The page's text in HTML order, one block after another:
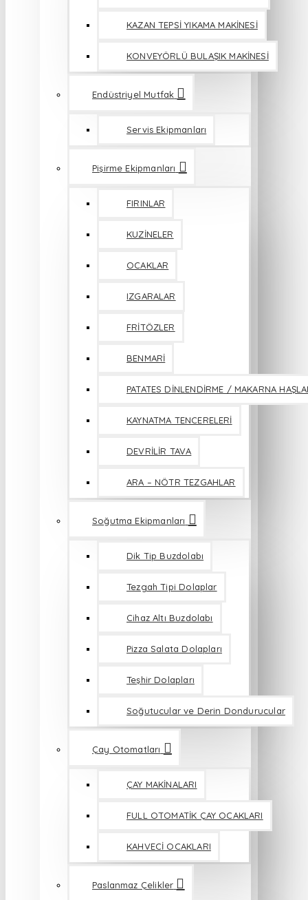
KAZAN TEPSİ YIKAMA MAKİNESİ
KONVEYÖRLÜ BULAŞIK MAKİNESİ
Endüstriyel Mutfak
Servis Ekipmanları
Pişirme Ekipmanları
FIRINLAR
KUZİNELER
OCAKLAR
IZGARALAR
FRİTÖZLER
BENMARİ
PATATES DİNLENDİRME / MAKARNA
KAYNATMA TENCERELERİ
DEVRİLİR TAVA
ARA – NÖTR TEZGAHLAR
Soğutma Ekipmanları
Dik Tip Buzdolabı
Tezgah Tipi Dolaplar
Cihaz Altı Buzdolabı
Pizza Salata Dolapları
Teşhir Dolapları
Soğutucular ve Derin Dondurucular
Çay Otomatları
ÇAY MAKİNALARI
FULL OTOMATİK ÇAY OCAKLARI
KAHVECİ OCAKLARI
Paslanmaz Çelikler